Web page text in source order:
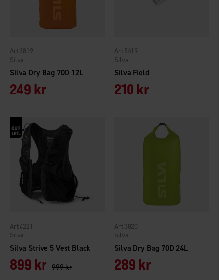
Silva Dry Bag 70D 12L
Silva
3819
249 kr
Silva Field
Silva
5419
210 kr
Silva Strive 5 Vest Black
Silva
6221
899 kr 999 kr
Silva Dry Bag 70D 24L
Silva
3820
289 kr